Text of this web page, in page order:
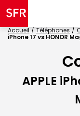
Accueil Téléphones
iPhone 17 vs HONOR
APPLE